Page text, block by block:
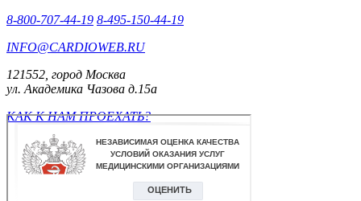
8-800-707-44-19 8-495-150-44-19
INFO@CARDIOWEB.RU
121552, город Москва
ул. Академика Чазова д.15а
КАК К НАМ ПРОЕХАТЬ?